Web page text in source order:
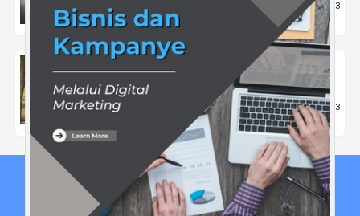
23 Jun 2024 |833
Universitas Swasta di Bandung dengan
Program Studi Bisnis Digital
Pendidikan 11 Jul 2024 |1693
Beranda Tentang Kami